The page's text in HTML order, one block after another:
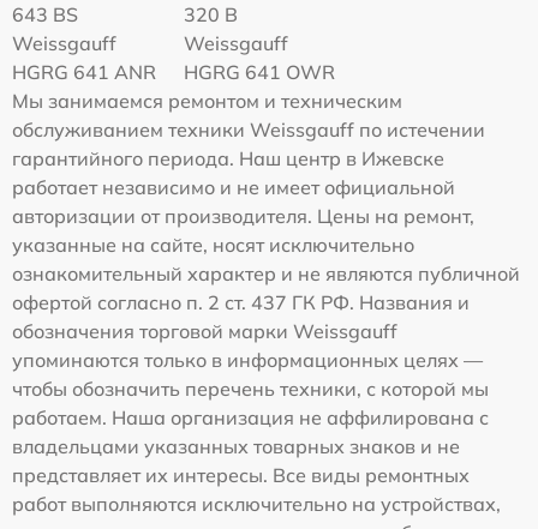
643 BS
320 B
Weissgauff
HGRG 641 ANR
Weissgauff
HGRG 641 OWR
Мы занимаемся ремонтом и техническим
обслуживанием техники Weissgauff по истечении
гарантийного периода. Наш центр в Ижевске
работает независимо и не имеет официальной
авторизации от производителя. Цены на ремонт,
указанные на сайте, носят исключительно
ознакомительный характер и не являются публичной
офертой согласно п. 2 ст. 437 ГК РФ. Названия и
обозначения торговой марки Weissgauff
упоминаются только в информационных целях —
чтобы обозначить перечень техники, с которой мы
работаем. Наша организация не аффилирована с
владельцами указанных товарных знаков и не
представляет их интересы. Все виды ремонтных
работ выполняются исключительно на устройствах,